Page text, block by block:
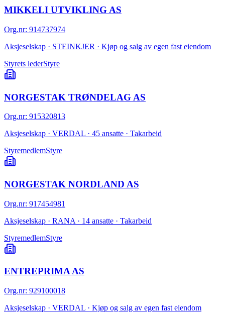
MIKKELI UTVIKLING AS
Org.nr: 914737974
Aksjeselskap · STEINKJER · Kjøp og salg av egen fast eiendom
Styrets lederStyre
NORGESTAK TRØNDELAG AS
Org.nr: 915320813
Aksjeselskap · VERDAL · 45 ansatte · Takarbeid
StyremedlemStyre
NORGESTAK NORDLAND AS
Org.nr: 917454981
Aksjeselskap · RANA · 14 ansatte · Takarbeid
StyremedlemStyre
ENTREPRIMA AS
Org.nr: 929100018
Aksjeselskap · VERDAL · Kjøp og salg av egen fast eiendom